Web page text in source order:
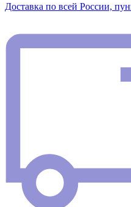
Доставка по всей России,